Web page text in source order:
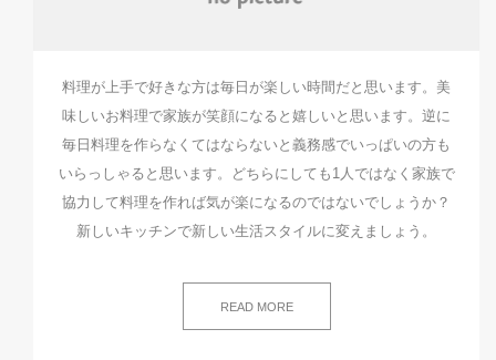
料理が上手で好きな方は毎日が楽しい時間だと思います。美
味しいお料理で家族が笑顔になると嬉しいと思います。逆に
毎日料理を作らなくてはならないと義務感でいっぱいの方も
いらっしゃると思います。どちらにしても1人ではなく家族で
協力して料理を作れば気が楽になるのではないでしょうか？
新しいキッチンで新しい生活スタイルに変えましょう。
READ MORE